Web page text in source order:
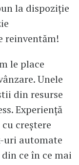
la dispoziție
reinventăm!
le place
Unele
din resurse
Experiență
creștere
uri automate
ce în ce mai